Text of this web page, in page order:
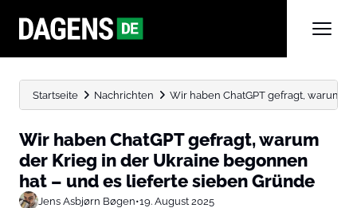
Startseite Nachrichten Wir haben ChatGPT gefragt, warum
Wir haben ChatGPT gefragt, warum
der Krieg in der Ukraine begonnen
hat – und es lieferte sieben Gründe
Jens Asbjørn Bøgen•19. August 2025